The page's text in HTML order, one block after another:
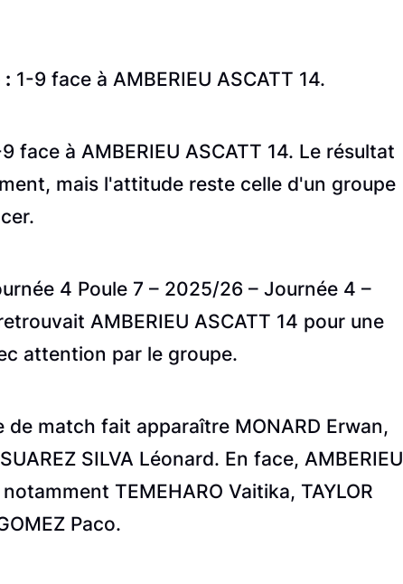
: 1-9 face à AMBERIEU ASCATT 14.
face à AMBERIEU ASCATT 14. Le résultat
mais l'attitude reste celle d'un groupe
4 Poule 7 – 2025/26 – Journée 4 –
AMBERIEU ASCATT 14 pour une
attention par le groupe.
de match fait apparaître MONARD Erwan,
SILVA Léonard. En face, AMBERIEU
TEMEHARO Vaitika, TAYLOR
Paco.